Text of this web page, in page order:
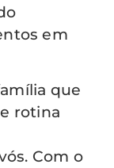
em
que
rotina
Com o